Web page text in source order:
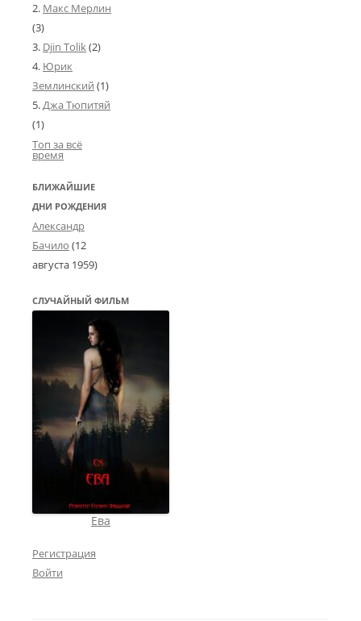
Макс Мерлин
(3)
Djin Tolik(2)
Юрик
Землинский (1)
Джа Тюпитяй
(1)
Топ за всё
время
БЛИЖАЙШИЕ
ДНИ РОЖДЕНИЯ
Александр
Бачило (12
августа 1959)
СЛУЧАЙНЫЙ ФИЛЬМ
Ева
Регистрация
Войти